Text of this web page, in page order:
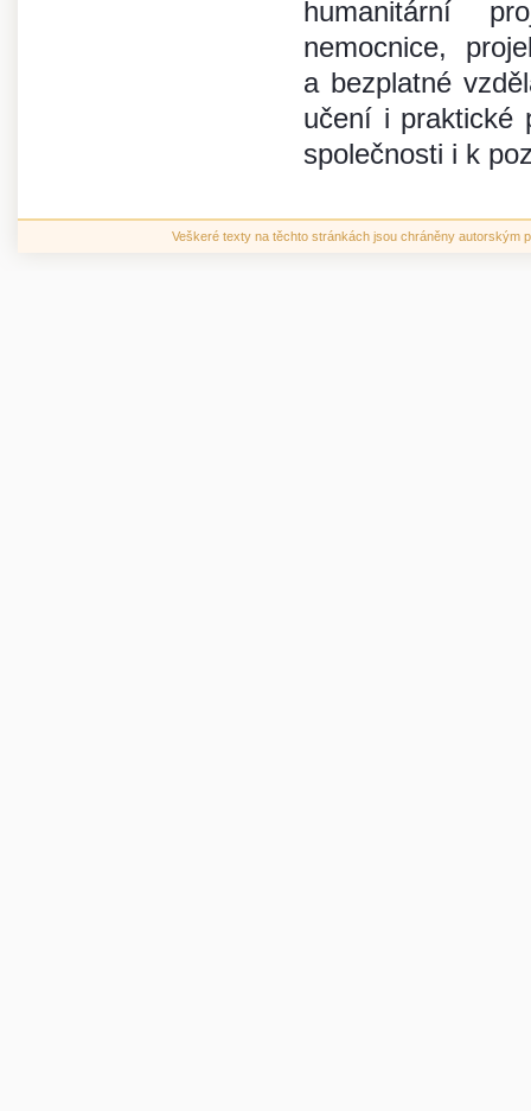
humanitární
nemocnice,
a bezplatné
učení i praktické
společnosti i k
Veškeré texty na těchto stránkách jsou chráněny autorským